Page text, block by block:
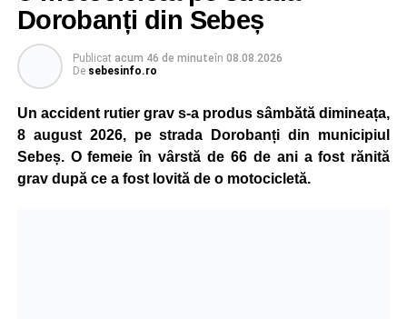
Dorobanți din Sebeș
Publicat acum 46 de minuteîn 08.08.2026
De sebesinfo.ro
Un accident rutier grav s-a produs sâmbătă dimineața,
8 august 2026, pe strada Dorobanți din municipiul
Sebeș. O femeie în vârstă de 66 de ani a fost rănită
grav după ce a fost lovită de o motocicletă.